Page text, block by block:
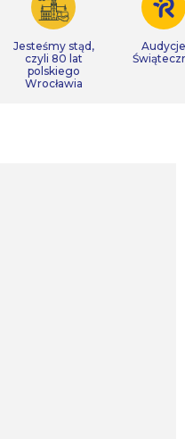
Jesteśmy stąd,
czyli 80 lat
polskiego
Wrocławia
Audycje